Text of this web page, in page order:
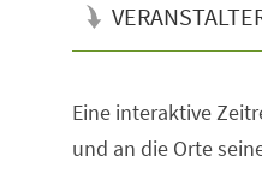
Eine interaktive
und an die Orte